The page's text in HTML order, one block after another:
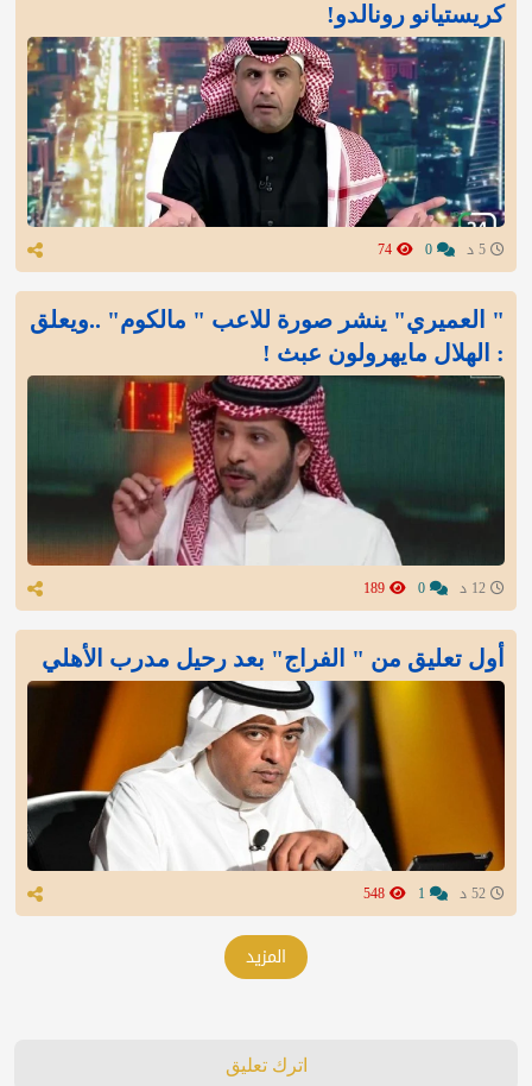
كريستيانو رونالدو!
" العميري" ينشر صورة للاعب " مالكوم" ..ويعلق
: الهلال مايهرولون عبث !
أول تعليق من " الفراج" بعد رحيل مدرب الأهلي
المزيد
اترك تعليق